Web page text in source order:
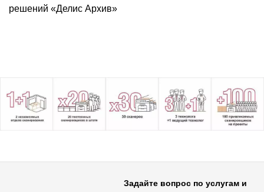
решений «Делис Архив»
Задайте вопрос по услугам и